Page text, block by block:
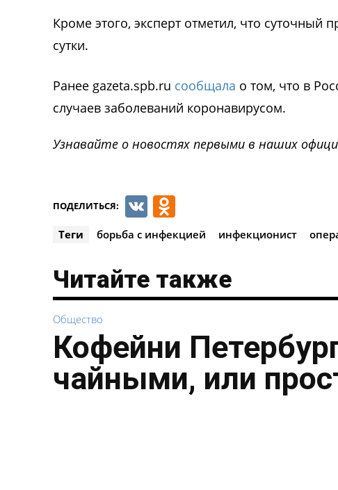
Кроме этого, эксперт отметил, что суточный
сутки.
Ранее gazeta.spb.ru сообщала о том, что в
случаев заболеваний коронавирусом.
Узнавайте о новостях первыми в наших
ПОДЕЛИТЬСЯ: VK
Теги борьба с инфекцией инфекционист
Читайте также
Общество
Кофейни
чайными, или